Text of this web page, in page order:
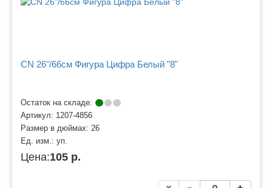
CN 26"/66см Фигура Цифра Белый "8"
Остаток на складе:
Артикул: 1207-4856
Размер в дюймах: 26
Ед. изм.: уп.
Цена:105 р.